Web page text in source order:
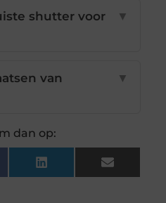
shutter voor
▼
van
▼
dan op:
LinkedIn Email